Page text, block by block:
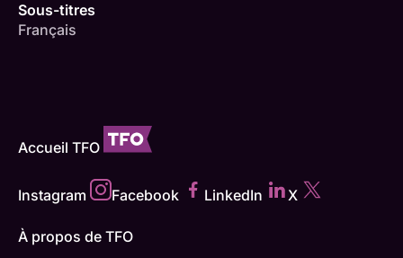
Sous-titres
Français
Accueil TFO
Instagram Facebook LinkedIn X
À propos de TFO